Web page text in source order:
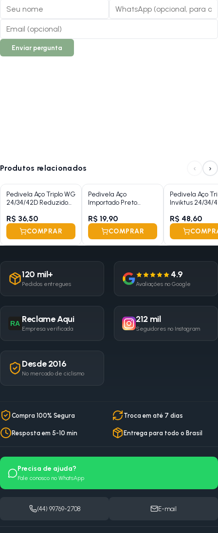
Enviar pergunta
Produtos relacionados ‹ ›
Pedivela Aço Triplo WG
24/34/42D Reduzido
Quadrada Com
Protetor
R$ 36,50
COMPRAR
Pedivela Aço
Importado Preto
R$ 19,90
COMPRAR
Pedivela Aço
Inviktus 24/34/
Protetor
R$ 48,60
120 mil+
Pedidos entregues
4.9
Avaliações no Google
RA Reclame Aqui
Empresa verificada
212 mil
Seguidores no Instagram
Desde 2016
No mercado de ciclismo
Compra 100% Segura Troca em até 7 dias
Resposta em 5-10 min Entrega para todo o Brasil
Precisa de ajuda?
Fale conosco no WhatsApp
(44) 99769-2708 E-mail